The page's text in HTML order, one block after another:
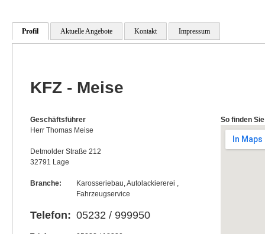
Profil Aktuelle Angebote Kontakt Impressum
KFZ - Meise
Geschäftsführer
Herr Thomas Meise
Detmolder Straße 212
32791 Lage
Branche:
Karosseriebau, Autolackiererei ,
Fahrzeugservice
Telefon: 05232 / 999950
So finden